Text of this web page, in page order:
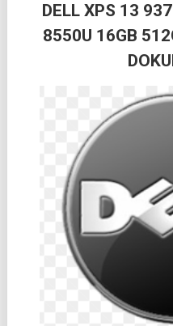
DELL XPS 13
8550U 16GB